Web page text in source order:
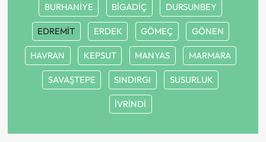
BURHANİYE BİGADİÇ DURSUNBEY
EDREMİT ERDEK GÖMEÇ GÖNEN
HAVRAN KEPSUT MANYAS MARMARA
SAVAŞTEPE SINDIRGI SUSURLUK
İVRİNDİ